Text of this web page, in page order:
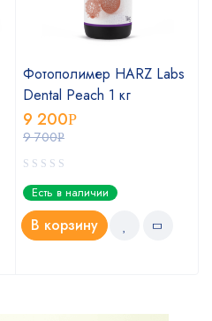
Фотополимер HARZ Labs
Dental Peach 1 кг
9 700Р
9 200Р
Есть в наличии
В корзину